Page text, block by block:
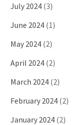
July 2024 (3)
June 2024 (1)
May 2024 (2)
April 2024 (2)
March 2024 (2)
February 2024 (2)
January 2024 (2)